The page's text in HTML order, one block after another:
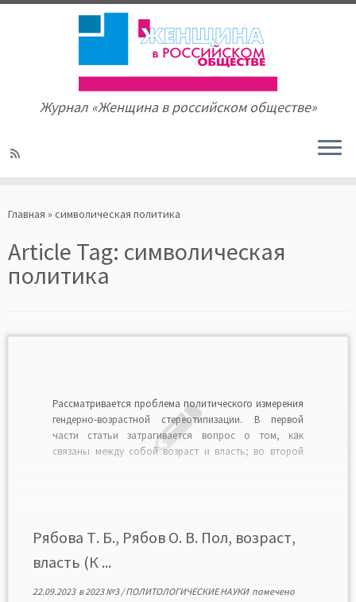
to
Журнал «Женщина в российском обществе»
Главная » символическая политика
Article Tag: символическая
политика
Рассматривается проблема политического измерения
гендерно-возрастной стереотипизации. В первой
части статьи затрагивается вопрос о том, как
связаны между собой возраст и власть; во второй
числе в символической политике, политических
предпочтениях, распределении статусных […]
Рябова Т. Б., Рябов О. В. Пол, возраст,
власть (К ...
22.09.2023в2023 №3/ПОЛИТОЛОГИЧЕСКИЕ НАУКИ помечено